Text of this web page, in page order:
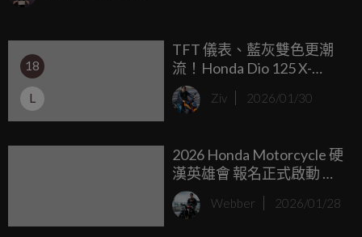
18
L
TFT 儀表、藍灰雙色更潮
流！Honda Dio 125 X-
Edition 海外售價3.5萬台幣
帥氣登場
Ziv 2026/01/30
2026 Honda Motorcycle 硬
漢英雄會 報名正式啟動 關
卡挑戰、林道騎乘、騎乘
技巧分享與豐富抽獎一次
Webber 2026/01/28